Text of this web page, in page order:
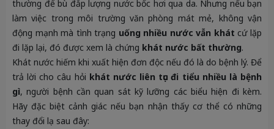
thường để bù đắp lượng nước bốc hơi qua da. Nhưng nếu bạn
làm việc trong môi trường văn phòng mát mẻ, không vận
động mạnh mà tình trạng uống nhiều nước vẫn khát cứ lặp
đi lặp lại, đó được xem là chứng khát nước bất thường.
Khát nước hiếm khi xuất hiện đơn độc nếu đó là do bệnh lý. Để
trả lời cho câu hỏi khát nước liên tục đi tiểu nhiều là bệnh
gì, người bệnh cần quan sát kỹ lưỡng các biểu hiện đi kèm.
Hãy đặc biệt cảnh giác nếu bạn nhận thấy cơ thể có những
thay đổi lạ sau đây: